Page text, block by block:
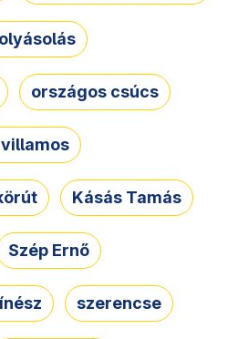
országos csúcs
villamos
Kásás Tamás
Szép Ernő
szerencse